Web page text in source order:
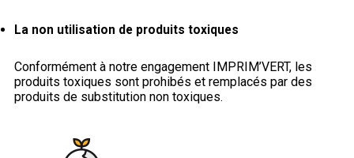
La non utilisation de produits toxiques
Conformément à notre engagement IMPRIM’VERT, les
produits toxiques sont prohibés et remplacés par des
produits de substitution non toxiques.